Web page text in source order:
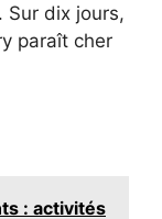
. Sur dix jours,
paraît cher
: activités